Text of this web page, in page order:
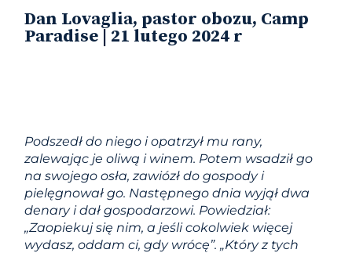
Dan Lovaglia, pastor obozu, Camp
Paradise | 21 lutego 2024 r
Podszedł do niego i opatrzył mu rany,
zalewając je oliwą i winem. Potem wsadził go
na swojego osła, zawiózł do gospody i
pielęgnował go. Następnego dnia wyjął dwa
denary i dał gospodarzowi. Powiedział:
„Zaopiekuj się nim, a jeśli cokolwiek więcej
wydasz, oddam ci, gdy wrócę”. „Który z tych